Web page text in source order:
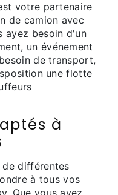
votre partenaire
de camion avec
ayez besoin d'un
un événement
de transport,
une flotte
à
de différentes
à tous vos